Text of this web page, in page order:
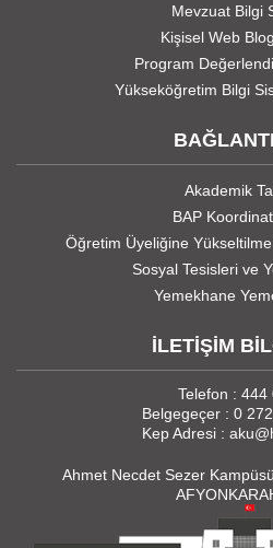
Mevzuat Bilgi
Kişisel Web
Program
Yükseköğretim Bilgi
Akademik
BAP
Öğretim Üyeliğine
Sosyal Tesisleri ve
Yemekhane
İLETİŞİM
Telefon : 444
Belgegeçer : 0
Kep Adresi :
Ahmet Necdet Sezer